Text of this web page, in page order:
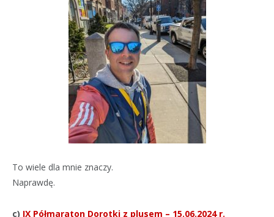
To wiele dla mnie znaczy.
Naprawdę.
c) IX Półmaraton Dorotki z plusem – 15.06.2024 r.